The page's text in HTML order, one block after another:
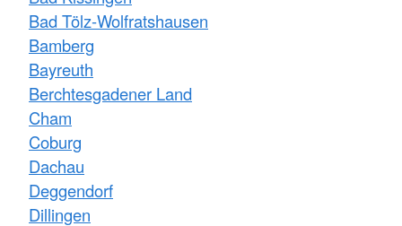
Bad Tölz-Wolfratshausen
Bamberg
Bayreuth
Berchtesgadener Land
Cham
Coburg
Dachau
Deggendorf
Dillingen